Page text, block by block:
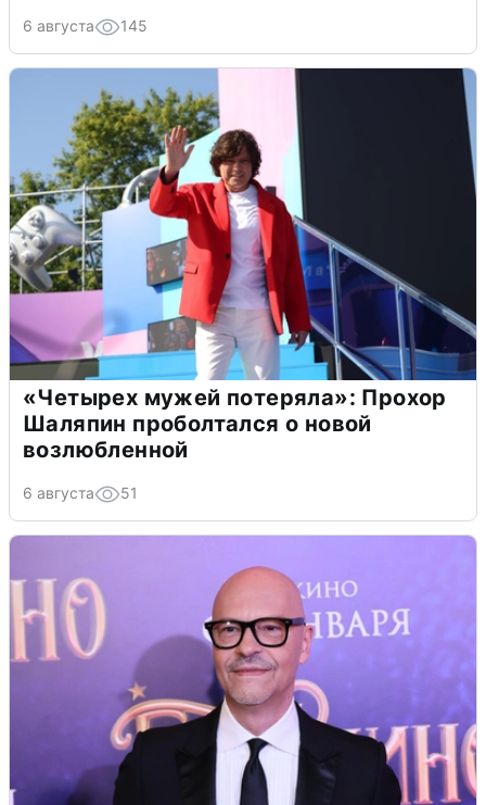
6 августа 145
«Четырех мужей потеряла»: Прохор
Шаляпин проболтался о новой
возлюбленной
6 августа 51